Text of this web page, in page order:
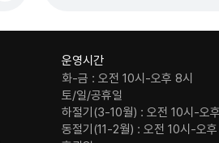
운영시간
화-금 : 오전 10시-오후 8시
토/일/공휴일
하절기(3-10월) : 오전 10시-오
동절기(11-2월) : 오전 10시-오후